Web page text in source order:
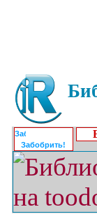
Забобрить!